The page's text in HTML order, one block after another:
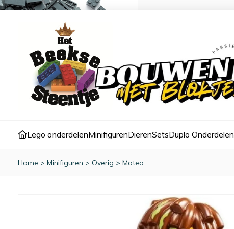
Lego onderdelenMinifigurenDierenSetsDuplo Onderdelen
Home > Minifiguren > Overig > Mateo